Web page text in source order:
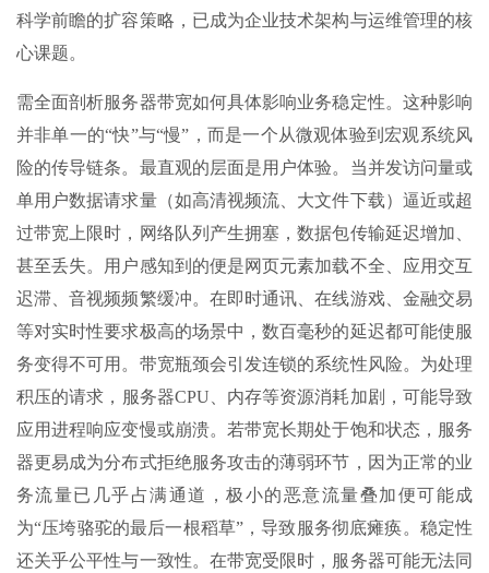
科学前瞻的扩容策略，已成为企业技术架构与运维管理的核
心课题。
需全面剖析服务器带宽如何具体影响业务稳定性。这种影响
并非单一的“快”与“慢”，而是一个从微观体验到宏观系统风
险的传导链条。最直观的层面是用户体验。当并发访问量或
单用户数据请求量（如高清视频流、大文件下载）逼近或超
过带宽上限时，网络队列产生拥塞，数据包传输延迟增加、
甚至丢失。用户感知到的便是网页元素加载不全、应用交互
迟滞、音视频频繁缓冲。在即时通讯、在线游戏、金融交易
等对实时性要求极高的场景中，数百毫秒的延迟都可能使服
务变得不可用。带宽瓶颈会引发连锁的系统性风险。为处理
积压的请求，服务器CPU、内存等资源消耗加剧，可能导致
应用进程响应变慢或崩溃。若带宽长期处于饱和状态，服务
器更易成为分布式拒绝服务攻击的薄弱环节，因为正常的业
务流量已几乎占满通道，极小的恶意流量叠加便可能成
为“压垮骆驼的最后一根稻草”，导致服务彻底瘫痪。稳定性
还关乎公平性与一致性。在带宽受限时，服务器可能无法同